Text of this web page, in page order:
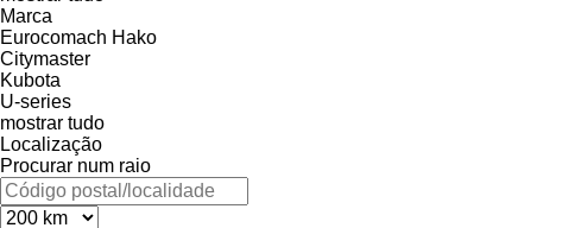
Marca
Eurocomach Hako
Citymaster
Kubota
U-series
mostrar tudo
Localização
Procurar num raio